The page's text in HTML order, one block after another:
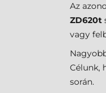
Az
ZD620t
vagy
Célunk,
során.